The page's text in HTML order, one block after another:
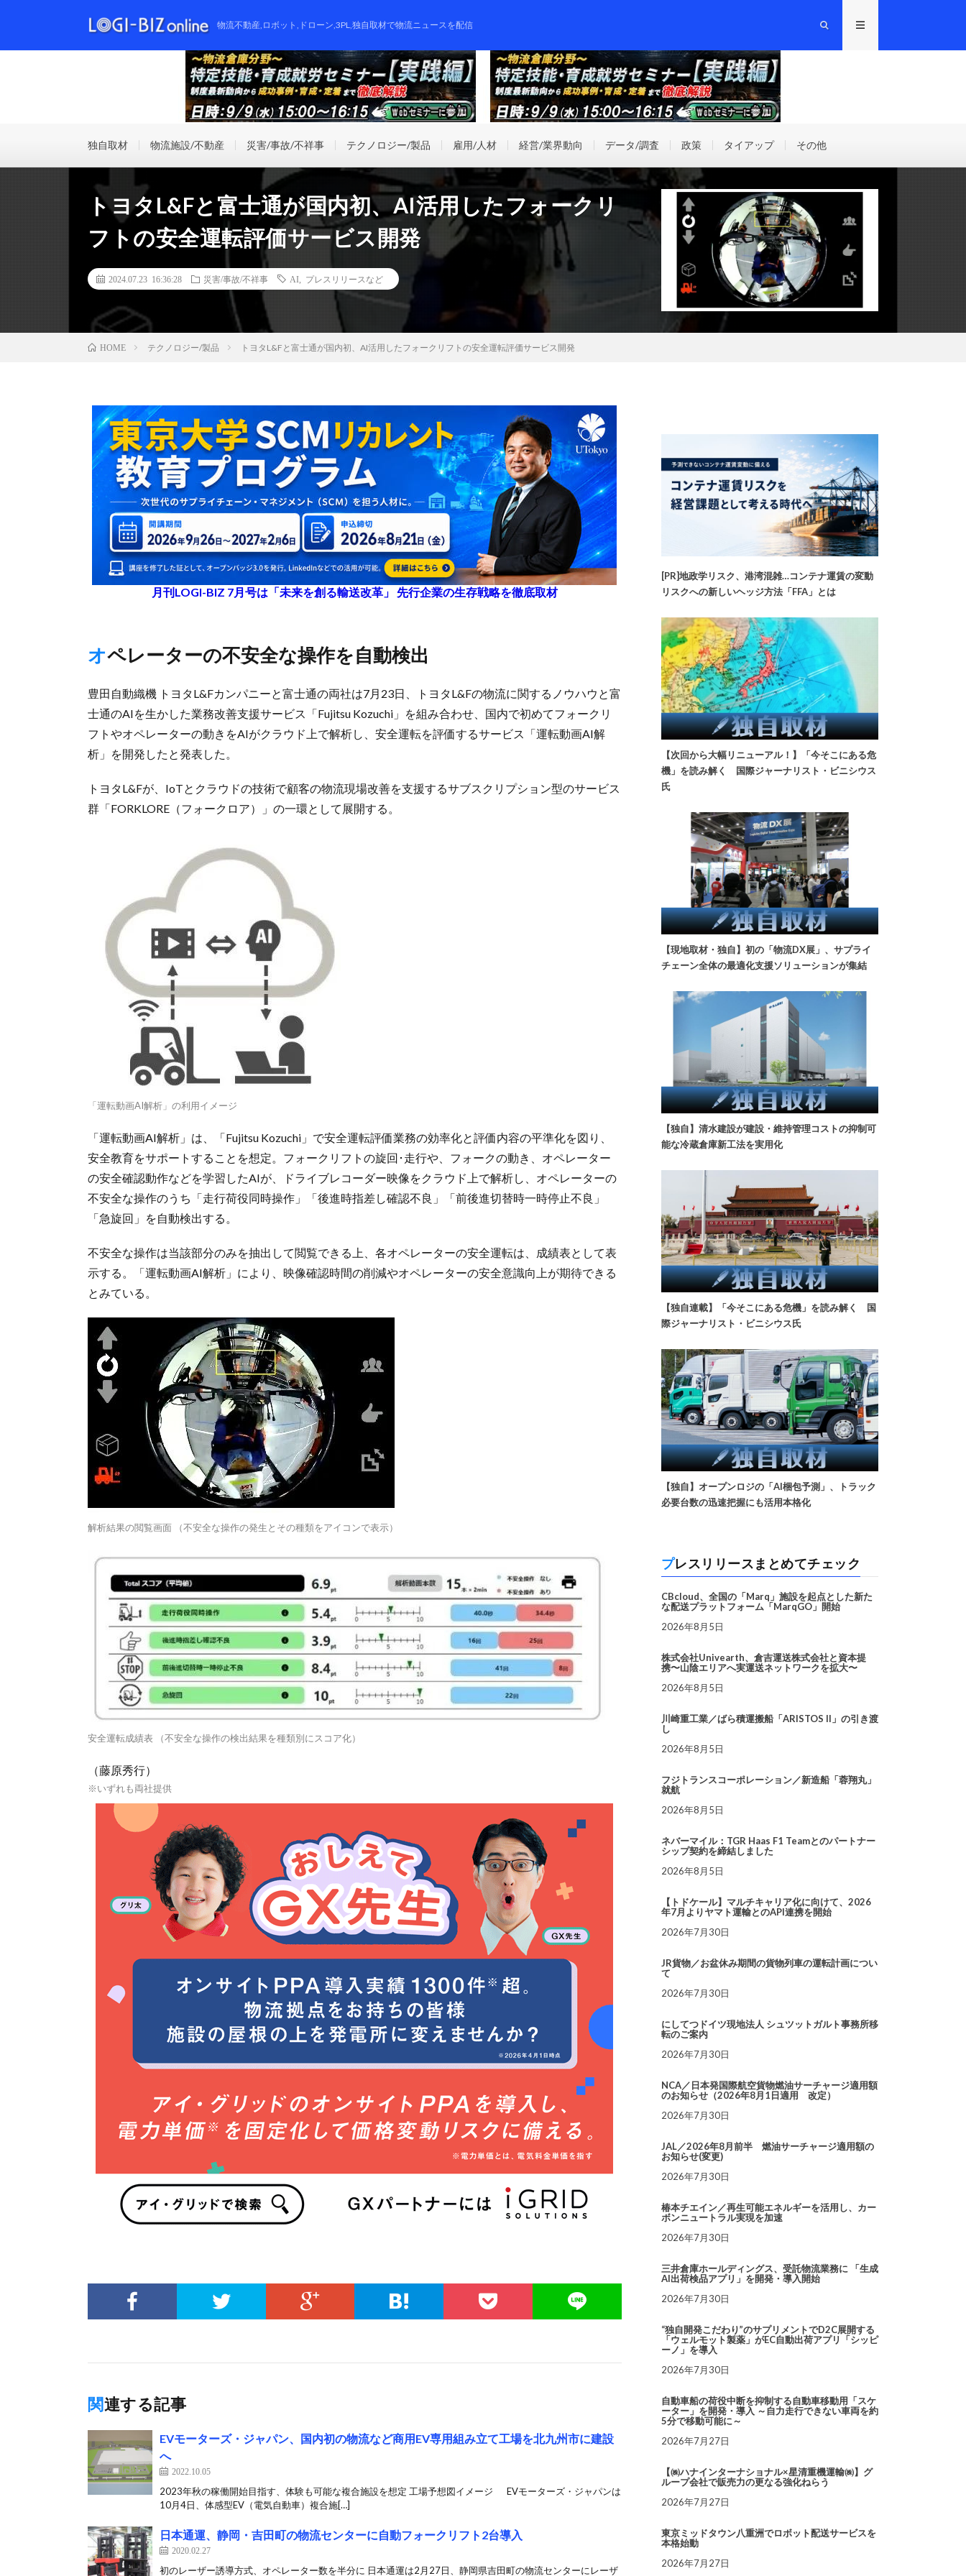
物流不動産,ロボット,ドローン,3PL,独自取材で物流ニュースを配信
独自取材 物流施設/不動産 災害/事故/不祥事 テクノロジー/製品 雇用/人材 経営/業界動向 データ/調査 政策 タイアップ その他
トヨタL&Fと富士通が国内初、AI活用したフォークリ
フトの安全運転評価サービス開発
2024.07.23 16:36:28 災害/事故/不祥事 AI プレスリリースなど
HOME テクノロジー/製品 トヨタL&Fと富士通が国内初、AI活用したフォークリフトの安全運転評価サービス開発
月刊LOGI-BIZ 7月号は「未来を創る輸送改革」 先行企業の生存戦略を徹底取材
オペレーターの不安全な操作を自動検出
豊田自動織機 トヨタL&Fカンパニーと富士通の両社は7月23日、トヨタL&Fの物流に関するノウハウと富
士通のAIを生かした業務改善支援サービス「Fujitsu Kozuchi」を組み合わせ、国内で初めてフォークリ
フトやオペレーターの動きをAIがクラウド上で解析し、安全運転を評価するサービス「運転動画AI解
析」を開発したと発表した。
トヨタL&Fが、IoTとクラウドの技術で顧客の物流現場改善を支援するサブスクリプション型のサービス
群「FORKLORE（フォークロア）」の一環として展開する。
「運転動画AI解析」の利用イメージ
「運転動画AI解析」は、「Fujitsu Kozuchi」で安全運転評価業務の効率化と評価内容の平準化を図り、
安全教育をサポートすることを想定。フォークリフトの旋回･走行や、フォークの動き、オペレーター
の安全確認動作などを学習したAIが、ドライブレコーダー映像をクラウド上で解析し、オペレーターの
不安全な操作のうち「走行荷役同時操作」「後進時指差し確認不良」「前後進切替時一時停止不良」
「急旋回」を自動検出する。
不安全な操作は当該部分のみを抽出して閲覧できる上、各オペレーターの安全運転は、成績表として表
示する。「運転動画AI解析」により、映像確認時間の削減やオペレーターの安全意識向上が期待できる
とみている。
解析結果の閲覧画面 （不安全な操作の発生とその種類をアイコンで表示）
安全運転成績表 （不安全な操作の検出結果を種類別にスコア化）
（藤原秀行）
※いずれも両社提供
関連する記事
EVモーターズ・ジャパン、国内初の物流など商用EV専用組み立て工場を北九州市に建設
へ
2022.10.05
2023年秋の稼働開始目指す、体験も可能な複合施設を想定 工場予想図イメージ EVモーターズ・ジャパンは
10月4日、体感型EV（電気自動車）複合施[…]
日本通運、静岡・吉田町の物流センターに自動フォークリフト2台導入
2020.02.27
初のレーザー誘導方式、オペレーター数を半分に 日本通運は2月27日、静岡県吉田町の物流センターにレーザ
[PR]地政学リスク、港湾混雑…コンテナ運賃の変動
リスクへの新しいヘッジ方法「FFA」とは
【次回から大幅リニューアル！】「今そこにある危
機」を読み解く 国際ジャーナリスト・ビニシウス
氏
【現地取材・独自】初の「物流DX展」、サプライ
チェーン全体の最適化支援ソリューションが集結
【独自】清水建設が建設・維持管理コストの抑制可
能な冷蔵倉庫新工法を実用化
【独自連載】「今そこにある危機」を読み解く 国
際ジャーナリスト・ビニシウス氏
【独自】オープンロジの「AI梱包予測」、トラック
必要台数の迅速把握にも活用本格化
プレスリリースまとめてチェック
CBcloud、全国の「Marq」施設を起点とした新た
な配送プラットフォーム「MarqGO」開始
2026年8月5日
株式会社Univearth、倉吉運送株式会社と資本提
携〜山陰エリアへ実運送ネットワークを拡大〜
2026年8月5日
川崎重工業／ばら積運搬船「ARISTOS II」の引き渡
し
2026年8月5日
フジトランスコーポレーション／新造船「蓉翔丸」
就航
2026年8月5日
ネバーマイル：TGR Haas F1 Teamとのパートナー
シップ契約を締結しました
2026年8月5日
【トドケール】マルチキャリア化に向けて、2026
年7月よりヤマト運輸とのAPI連携を開始
2026年7月30日
JR貨物／お盆休み期間の貨物列車の運転計画につい
て
2026年7月30日
にしてつドイツ現地法人 シュツットガルト事務所移
転のご案内
2026年7月30日
NCA／日本発国際航空貨物燃油サーチャージ適用額
のお知らせ（2026年8月1日適用 改定）
2026年7月30日
JAL／2026年8月前半 燃油サーチャージ適用額の
お知らせ(変更)
2026年7月30日
椿本チエイン／再生可能エネルギーを活用し、カー
ボンニュートラル実現を加速
2026年7月30日
三井倉庫ホールディングス、受託物流業務に 「生成
AI出荷検品アプリ」を開発・導入開始
2026年7月30日
“独自開発こだわり”のサプリメントでD2C展開する
「ウェルモット製薬」がEC自動出荷アプリ「シッピ
ーノ」を導入
2026年7月30日
自動車船の荷役中断を抑制する自動車移動用「スケ
ーター」を開発・導入 ～自力走行できない車両を約
5分で移動可能に～
2026年7月27日
【㈱ハナインターナショナル×星清重機運輸㈱】グ
ループ会社で販売力の更なる強化ねらう
2026年7月27日
東京ミッドタウン八重洲でロボット配送サービスを
本格始動
2026年7月27日